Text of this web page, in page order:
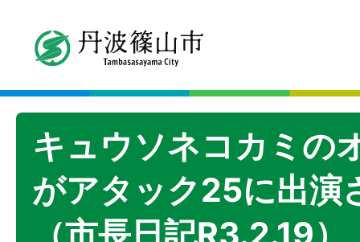
キュウソネコカミの
がアタック25に出演
（市長日記R3.2.19）